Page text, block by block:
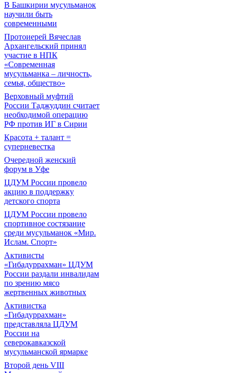
В Башкирии мусульманок
научили быть
современными
Протоиерей Вячеслав
Архангельский принял
участие в НПК
«Современная
мусульманка – личность,
семья, общество»
Верховный муфтий
России Таджуддин считает
необходимой операцию
РФ против ИГ в Сирии
Красота + талант =
суперневестка
Очередной женский
форум в Уфе
ЦДУМ России провело
акцию в поддержку
детского спорта
ЦДУМ России провело
спортивное состязание
среди мусульманок «Мир.
Ислам. Спорт»
Активисты
«Гибадуррахман» ЦДУМ
России раздали инвалидам
по зрению мясо
жертвенных животных
Активистка
«Гибадуррахман»
представляла ЦДУМ
России на
северокавказской
мусульманской ярмарке
Второй день VIII